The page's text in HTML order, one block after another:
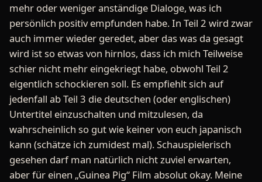
mehr oder weniger anständige Dialoge, was ich
persönlich positiv empfunden habe. In Teil 2 wird zwar
auch immer wieder geredet, aber das was da gesagt
wird ist so etwas von hirnlos, dass ich mich Teilweise
schier nicht mehr eingekriegt habe, obwohl Teil 2
eigentlich schockieren soll. Es empfiehlt sich auf
jedenfall ab Teil 3 die deutschen (oder englischen)
Untertitel einzuschalten und mitzulesen, da
wahrscheinlich so gut wie keiner von euch japanisch
kann (schätze ich zumidest mal). Schauspielerisch
gesehen darf man natürlich nicht zuviel erwarten,
aber für einen „Guinea Pig“ Film absolut okay. Meine